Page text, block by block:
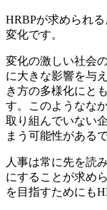
HRBPが求められ
変化です。
変化の激しい社会
に大きな影響を与
き方の多様化にと
す。このようなな
取り組んでいない
まう可能性がある
人事は常に先を読
にすることが求め
を目指すためにも